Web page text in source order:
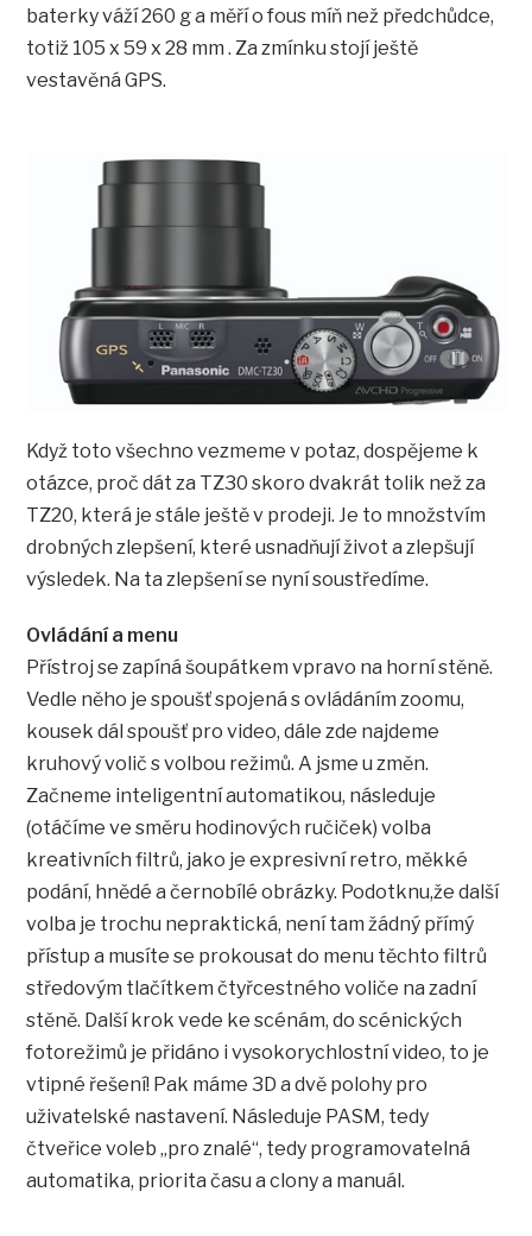
baterky váží 260 g a měří o fous míň než předchůdce,
totiž 105 x 59 x 28 mm . Za zmínku stojí ještě
vestavěná GPS.
Když toto všechno vezmeme v potaz, dospějeme k
otázce, proč dát za TZ30 skoro dvakrát tolik než za
TZ20, která je stále ještě v prodeji. Je to množstvím
drobných zlepšení, které usnadňují život a zlepšují
výsledek. Na ta zlepšení se nyní soustředíme.
Ovládání a menu
Přístroj se zapíná šoupátkem vpravo na horní stěně.
Vedle něho je spoušť spojená s ovládáním zoomu,
kousek dál spoušť pro video, dále zde najdeme
kruhový volič s volbou režimů. A jsme u změn.
Začneme inteligentní automatikou, následuje
(otáčíme ve směru hodinových ručiček) volba
kreativních filtrů, jako je expresivní retro, měkké
podání, hnědé a černobílé obrázky. Podotknu,že další
volba je trochu nepraktická, není tam žádný přímý
přístup a musíte se prokousat do menu těchto filtrů
středovým tlačítkem čtyřcestného voliče na zadní
stěně. Další krok vede ke scénám, do scénických
fotorežimů je přidáno i vysokorychlostní video, to je
vtipné řešení! Pak máme 3D a dvě polohy pro
uživatelské nastavení. Následuje PASM, tedy
čtveřice voleb „pro znalé“, tedy programovatelná
automatika, priorita času a clony a manuál.